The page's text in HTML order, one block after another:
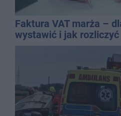
Faktura VAT marża –
wystawić i jak rozliczyć